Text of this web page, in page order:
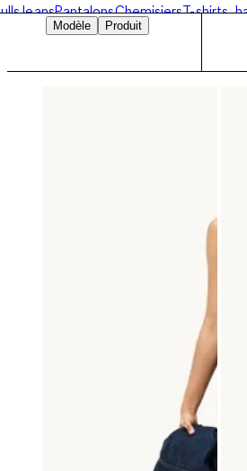
JeansPantalonsChemisiersT-shirts,
Modèle
Produit